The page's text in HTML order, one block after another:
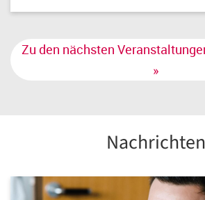
Zu den nächsten
»
Nachrichten